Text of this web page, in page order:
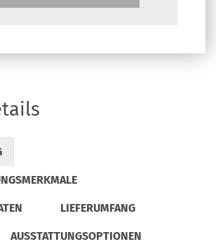
LIEFERUMFANG
AUSSTATTUNGSOPTIONEN